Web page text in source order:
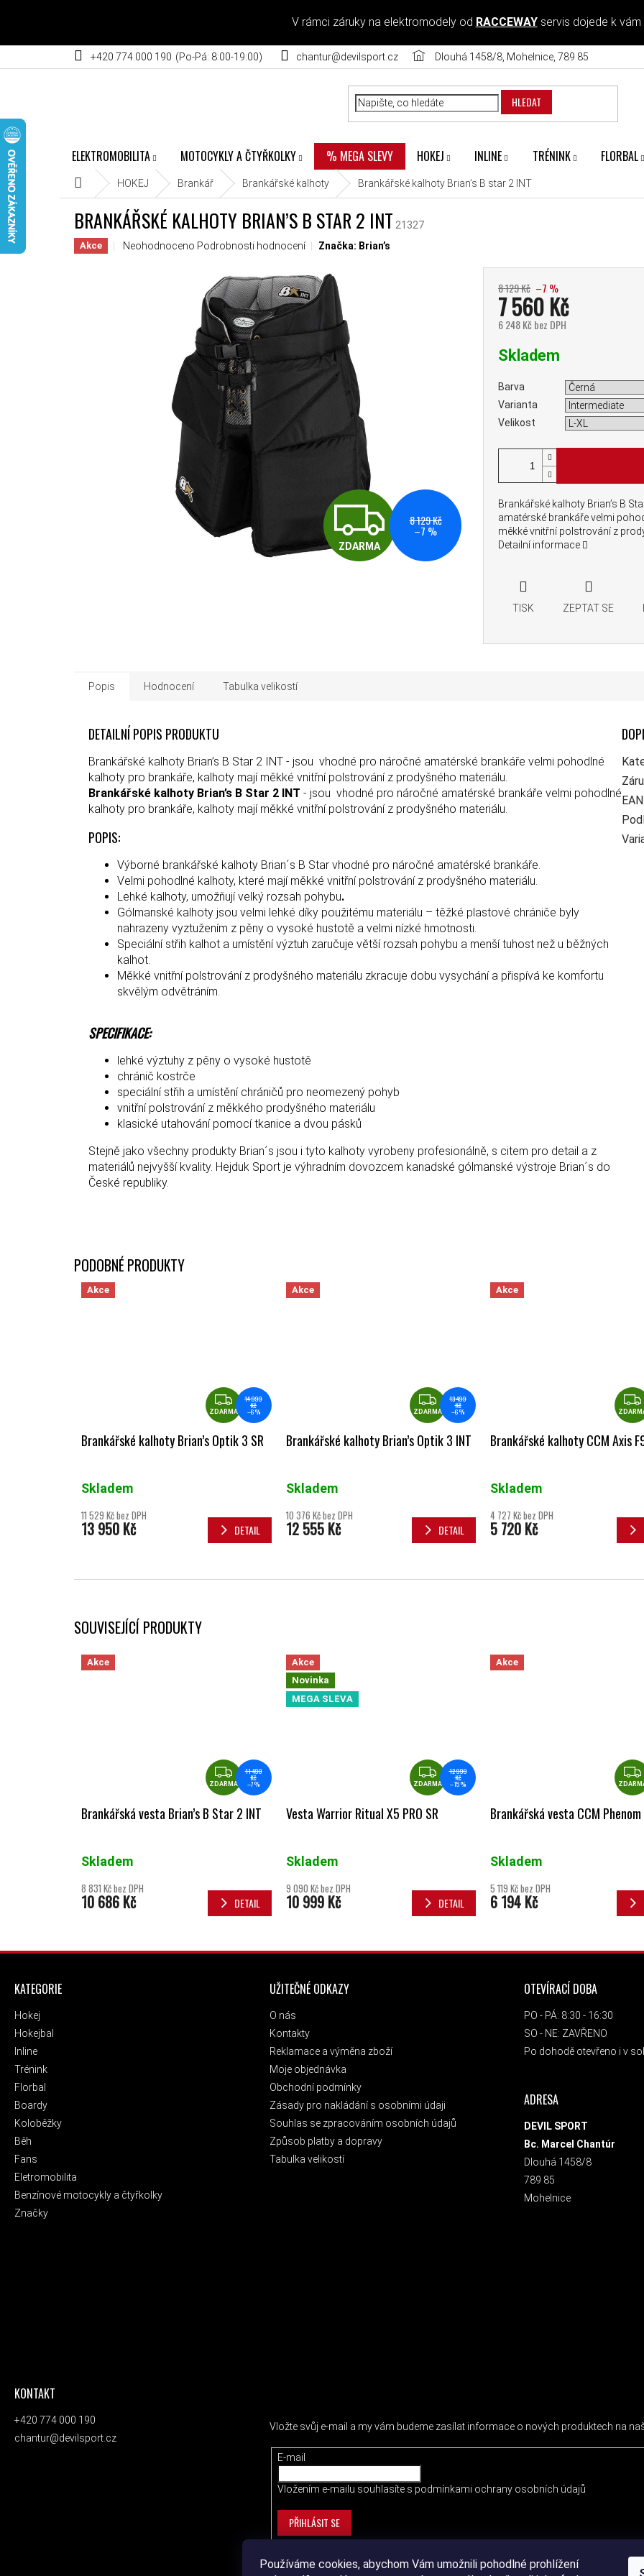
Používáme cookies, abychom Vám umožnili pohodlné prohlížení
V rámci záruky na elektromodely od RACCEWAYservis dojede k vám
+420 774 000 190 chantur@devilsport.cz Dlouhá 1458/8, Mohelnice, 789 85
HLEDAT
ELEKTROMOBILITA MOTOCYKLY A ČTYŘKOLKY % MEGA SLEVY HOKEJ INLINE TRÉNINK FLORBAL
Domů HOKEJ Brankář Brankářské kalhoty Brankářské kalhoty Brian’s B star 2 INT
BRANKÁŘSKÉ KALHOTY BRIAN’S B STAR 2 INT 21327
Akce Průměrné hodnocení produktu je 0,0 z 5 hvězdiček.
Neohodnoceno Podrobnosti hodnocení Značka: Brian’s
ZDARMA
ZDARMA
8 129 Kč
–7 %
8 129 Kč –7 %
7 560 Kč
6 248 Kč bez DPH
Skladem
Barva
Varianta
Velikost
Brankářské kalhoty Brian’s B
amatérské brankáře velmi
měkké vnitřní polstrování z
Detailní informace
TISK ZEPTAT SE
SOUVISEJÍCÍ PRODUKTY
Akce
ZDARMA
ZDARMA
11 490
Kč
–7 %
Brankářská vesta Brian’s B Star 2 INT
Skladem
8 831 Kč bez DPH
10 686 Kč DETAIL
Akce
Novinka
MEGA SLEVA
ZDARMA
ZDARMA
12 999
Kč
–15 %
Vesta Warrior Ritual X5 PRO SR
Skladem
9 090 Kč bez DPH
10 999 Kč DETAIL
Akce
Brankářská vesta CCM Phenom
Skladem
5 119 Kč bez DPH
6 194 Kč
Popis Hodnocení Tabulka velikostí
DETAILNÍ POPIS PRODUKTU
Brankářské kalhoty Brian’s B Star 2 INT - jsou vhodné pro náročné amatérské brankáře velmi pohodlné
kalhoty pro brankáře, kalhoty mají měkké vnitřní polstrování z prodyšného materiálu.
Brankářské kalhoty Brian’s B Star 2 INT - jsou vhodné pro náročné amatérské brankáře velmi pohodlné
kalhoty pro brankáře, kalhoty mají měkké vnitřní polstrování z prodyšného materiálu.
POPIS:
Výborné brankářské kalhoty Brian´s B Star vhodné pro náročné amatérské brankáře.
Velmi pohodlné kalhoty, které mají měkké vnitřní polstrování z prodyšného materiálu.
Lehké kalhoty, umožňují velký rozsah pohybu.
Gólmanské kalhoty jsou velmi lehké díky použitému materiálu – těžké plastové chrániče byly
nahrazeny vyztužením z pěny o vysoké hustotě a velmi nízké hmotnosti.
Speciální střih kalhot a umístění výztuh zaručuje větší rozsah pohybu a menší tuhost než u běžných
kalhot.
Měkké vnitřní polstrování z prodyšného materiálu zkracuje dobu vysychání a přispívá ke komfortu
skvělým odvětráním.
SPECIFIKACE:
lehké výztuhy z pěny o vysoké hustotě
chránič kostrče
speciální střih a umístění chráničů pro neomezený pohyb
vnitřní polstrování z měkkého prodyšného materiálu
klasické utahování pomocí tkanice a dvou pásků
Stejně jako všechny produkty Brian´s jsou i tyto kalhoty vyrobeny profesionálně, s citem pro detail a z
materiálů nejvyšší kvality. Hejduk Sport je výhradním dovozcem kanadské gólmanské výstroje Brian´s do
České republiky.
EAN:
Akce
ZDARMA
ZDARMA
14 999
Kč
–6 %
Brankářské kalhoty Brian’s Optik 3 SR
Skladem
11 529 Kč bez DPH
13 950 Kč DETAIL
Akce
ZDARMA
ZDARMA
13 499
Kč
–6 %
Brankářské kalhoty Brian’s Optik 3 INT
Skladem
10 376 Kč bez DPH
12 555 Kč DETAIL
Akce
Brankářské kalhoty CCM Axis
Skladem
4 727 Kč bez DPH
5 720 Kč
ZÁPATÍ
KATEGORIE
Hokej
Hokejbal
Inline
Trénink
Florbal
Boardy
Koloběžky
Běh
Fans
Eletromobilita
Benzínové motocykly a čtyřkolky
Značky
UŽITEČNÉ ODKAZY
O nás
Kontakty
Reklamace a výměna zboží
Moje objednávka
Obchodní podmínky
Zásady pro nakládání s osobními údaji
Souhlas se zpracováním osobních údajů
Způsob platby a dopravy
Tabulka velikostí
OTEVÍRACÍ DOBA
PO - PÁ: 8:30 - 16:30
SO - NE: ZAVŘENO
Po dohodě otevřeno i v
ADRESA
DEVIL SPORT
Bc. Marcel Chantúr
Dlouhá 1458/8
789 85
Mohelnice
KONTAKT
+420 774 000 190
chantur@devilsport.cz
Vložte svůj e-mail a my vám budeme zasílat informace o nových produktech na
E-mail
Vložením e-mailu souhlasíte s podmínkami ochrany osobních údajů
PŘIHLÁSIT SE